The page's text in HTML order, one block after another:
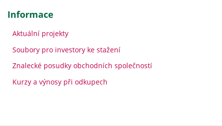
Informace
Aktuální projekty
Soubory pro investory ke stažení
Znalecké posudky obchodních společností
Kurzy a výnosy při odkupech